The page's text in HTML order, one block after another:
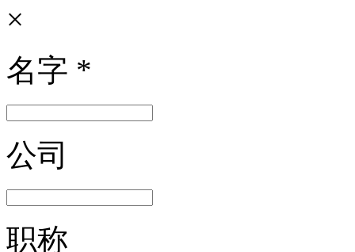
×
名字 *
公司
职称